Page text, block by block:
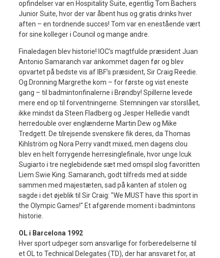
opfindelser var en Hospitality Suite, egentlig Tom Bachers
Junior Suite, hvor der var åbent hus og gratis drinks hver
aften – en tordnende succes! Tom var en enestående vært
for sine kolleger i Council og mange andre.
Finaledagen blev historie! IOC’s magtfulde præsident Juan
Antonio Samaranch var ankommet dagen før og blev
opvartet på bedste vis af IBF’s præsident, Sir Craig Reedie.
Og Dronning Margrethe kom – for første og vist eneste
gang – til badmintonfinalerne i Brøndby! Spillerne levede
mere end op til forventningerne. Stemningen var storslået,
ikke mindst da Steen Fladberg og Jesper Helledie vandt
herredouble over englænderne Martin Dew og Mike
Tredgett. De tilrejsende svenskere fik deres, da Thomas
Kihlström og Nora Perry vandt mixed, men dagens clou
blev en helt forrygende herresinglefinale, hvor unge Icuk
Sugiarto i tre neglebidende sæt med omspil slog favoritten
Liem Swie King. Samaranch, godt tilfreds med at sidde
sammen med majestæten, sad på kanten af stolen og
sagde i det øjeblik til Sir Craig: "We MUST have this sport in
the Olympic Games!" Et afgørende moment i badmintons
historie.
OL i Barcelona 1992
Hver sport udpeger som ansvarlige for forberedelserne til
et OL to Technical Delegates (TD), der har ansvaret for, at